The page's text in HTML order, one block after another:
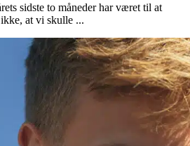
sidste to måneder har været til at
at vi skulle ...